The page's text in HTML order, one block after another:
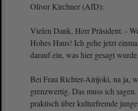
Oliver Kirchner (AfD):
Vielen Dank, Herr Präsident. -
Hohes Haus! Ich gehe jetzt
darauf ein, was hier gesagt wurde.
Bei Frau Richter-Airijoki, na ja,
grenzwertig. Das muss ich
praktisch über kulturfremde